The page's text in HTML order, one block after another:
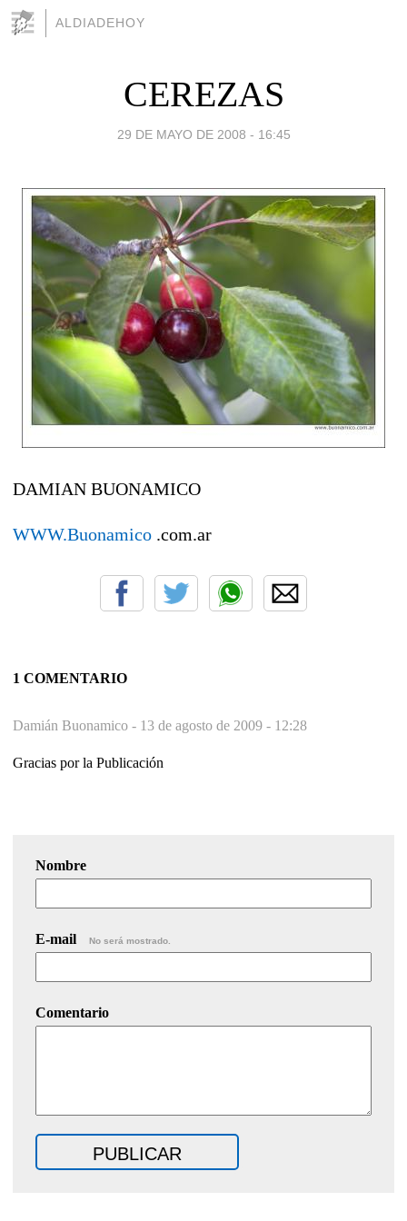
ALDIADEHOY
CEREZAS
29 DE MAYO DE 2008 - 16:45
DAMIAN BUONAMICO
WWW.Buonamico .com.ar
1 COMENTARIO
Damián Buonamico - 13 de agosto de 2009 - 12:28
Gracias por la Publicación
Nombre
E-mail No será mostrado.
Comentario